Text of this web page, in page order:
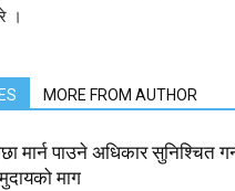
।
MORE FROM AUTHOR
मार्न पाउने अधिकार सुनिश्चित
माग